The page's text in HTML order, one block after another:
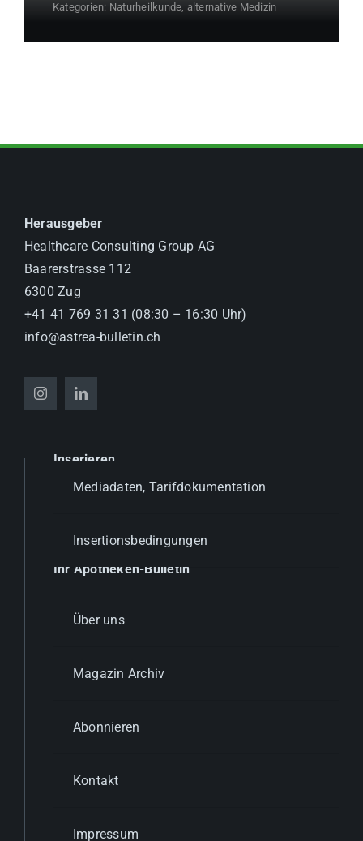
Kategorien: Naturheilkunde, alternative Medizin
Herausgeber
Healthcare Consulting Group AG
Baarerstrasse 112
6300 Zug
+41 41 769 31 31 (08:30 – 16:30 Uhr)
info@astrea-bulletin.ch
Inserieren
Mediadaten, Tarifdokumentation
Insertionsbedingungen
Ihr Apotheken-Bulletin
Über uns
Magazin Archiv
Abonnieren
Kontakt
Impressum